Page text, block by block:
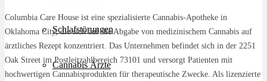
Schlafstörungen
Cannabis Ärzte
Columbia Care House ist eine spezialisierte Cannabis-Apotheke in
Oklahoma City, die sich auf die Abgabe von medizinischem Cannabis auf
ärztliches Rezept konzentriert. Das Unternehmen befindet sich in der 2251
Oak Street im Postleitzahlbereich 73101 und versorgt Patienten mit
hochwertigen Cannabisprodukten für therapeutische Zwecke. Als lizenzierte